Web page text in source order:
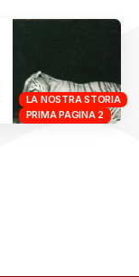
LA NOSTRA STORIA
PRIMA PAGINA 2